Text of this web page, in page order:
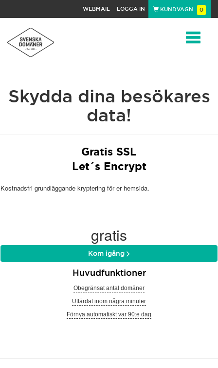
WEBMAIL LOGGA IN KUNDVAGN 0
Skydda dina besökares
data!
Gratis SSL
Let´s Encrypt
Kostnadsfri grundläggande kryptering för er hemsida.
gratis
Kom igång
Huvudfunktioner
Obegränsat antal domäner
Utfärdat inom några minuter
Förnya automatiskt var 90:e dag